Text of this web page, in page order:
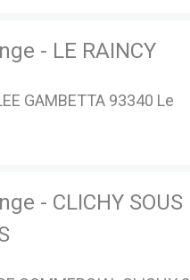
- LE RAINCY
GAMBETTA 93340 Le
- CLICHY SOUS